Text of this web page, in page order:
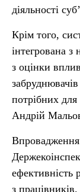
діяльності
Крім того,
інтегрована
з оцінки
потрібних
Андрій
Впровадження
ефективність
з працівників.